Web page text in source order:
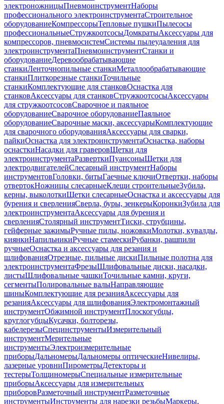
электроножницыПневмоинструментНаборы
профессионального электроинструментаСтроительное
оборудованиеКомпрессорыТепловые пушкиПылесосы
профессиональныеСтружкоотсосыДомкратыАксессуары для
компрессоров, пневмосистемСистемы пылеудаления для
электроинструментаПневмоинструментСтанки и
оборудованиеДеревообрабатывающие
станкиЛенточнопильные станкиМеталлообрабатывающие
станкиПлиткорезные станкиТочильные
станкиКомплектующие для станковОснастка для
станковАксессуары для станковСтружкоотсосыАксессуары
для стружкоотсосовСварочное и паяльное
оборудованиеСварочное оборудованиеПаяльное
оборудованиеСварочные маски, аксессуарыКомплектующие
для сварочного оборудованияАксессуары для сварки,
пайкиОснастка для электроинструментаОснастка, наборы
оснасткиНасадки для граверовЩетки для
электроинструментаРазверткиПуансоныЩетки для
электродвигателейСлесарный инструментНаборы
инструментовГоловки, битыГаечные ключиОтвертки, наборы
отвертокНожницы слесарныеКлещи строительныеЗубила,
керны, выколоткиЩетки слесарныеОснастка и аксессуары для
бурения и сверленияСверла, буры, зенкерыКоронкиЗубила для
электроинструментаАксессуары для бурения и
сверленияСтолярный инструментТиски, струбцины,
гейферные зажимыРучные пилы, ножовкиМолотки, кувалды,
киянкиНапильникиРучные стамескиРубанки, рашпили
ручныеОснастка и аксессуары для резания и
шлифованияОтрезные, пильные дискиПильные полотна для
электроинструментаФрезыШлифовальные диски, насадки,
листыШлифовальные чашкиТочильные камни, круги,
сегментыПолировальные валыНаправляющие
шиныКомплектующие для резанияАксессуары для
резанияАксессуары для шлифованияЭлектромонтажный
инструментОбжимной инструментПлоскогубцы,
круглогубцыКусачки, болторезы,
кабелерезыСпецинструментыИзмерительный
инструментМерительные
инструментыЭлектроизмерительные
приборыДальномерыДальномеры оптическиеНивелиры,
лазерные уровниПирометрыДетекторы и
тестерыТолщиномерыСпециальные измерительные
приборыАксессуары для измерительных
приборовРазметочный инструментРазметочные
инструментыИнструменты для нарезки резьбыМаркеры,